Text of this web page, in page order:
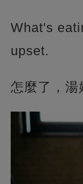
What's
upset.
怎麼了，湯